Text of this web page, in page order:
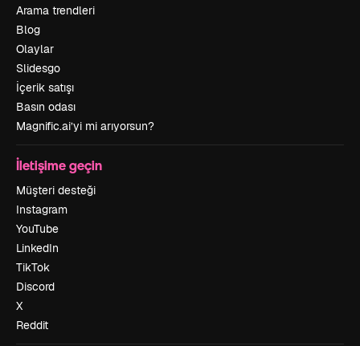
Arama trendleri
Blog
Olaylar
Slidesgo
İçerik satışı
Basın odası
Magnific.ai’yi mi arıyorsun?
İletişime geçin
Müşteri desteği
Instagram
YouTube
LinkedIn
TikTok
Discord
X
Reddit